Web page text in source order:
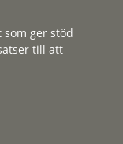
ger stöd
till att